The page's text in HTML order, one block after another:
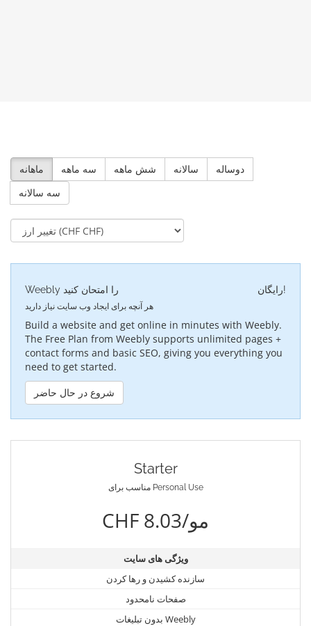
ماهانه سه ماهه شش ماهه سالانه
دوساله
سه سالانه
رایگان! Weebly را امتحان کنید
هر آنچه برای ایجاد وب سایت نیاز دارید
Build a website and get online in minutes with Weebly.
The Free Plan from Weebly supports unlimited pages +
contact forms and basic SEO, giving you everything you
need to get started.
شروع در حال حاضر
Starter
مناسب برای Personal Use
CHF 8.03/مو
ویژگی های سایت
سازنده کشیدن و رها کردن
صفحات نامحدود
بدون تبلیغات Weebly